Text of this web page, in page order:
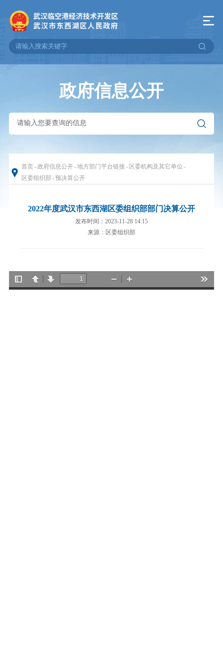
政府信息公开
首页-政府信息公开-地方部门平台链接- 区委机构及其它单位 -
区委组织部 -预决算公开
2022年度武汉市东西湖区委组织部部门决算公开
发布时间：2023-11-28 14:15
来源：区委组织部